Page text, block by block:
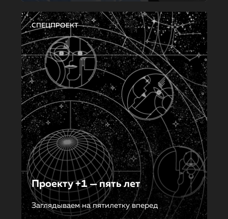
СПЕЦПРОЕКТ
Проекту +1 — пять лет
Заглядываем на пятилетку вперед